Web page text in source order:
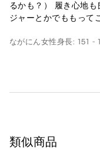
るかも？） 履き心地
ジャーとかでももって
ながにん女性身長: 151 -
類似商品